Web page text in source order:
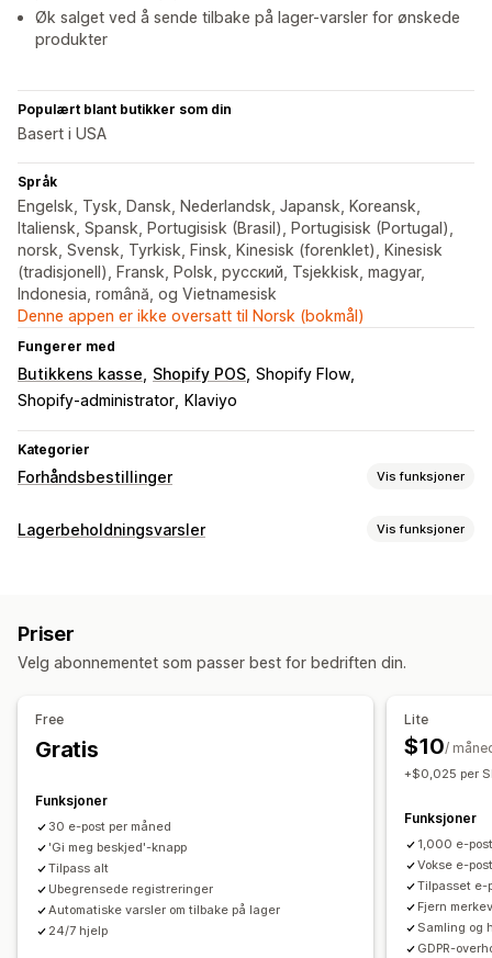
Øk salget ved å sende tilbake på lager-varsler for ønskede
produkter
Populært blant butikker som din
Basert i USA
Språk
Engelsk, Tysk, Dansk, Nederlandsk, Japansk, Koreansk,
Italiensk, Spansk, Portugisisk (Brasil), Portugisisk (Portugal),
norsk, Svensk, Tyrkisk, Finsk, Kinesisk (forenklet), Kinesisk
(tradisjonell), Fransk, Polsk, русский, Tsjekkisk, magyar,
Indonesia, română, og Vietnamesisk
Denne appen er ikke oversatt til Norsk (bokmål)
Fungerer med
Butikkens kasse Shopify POS Shopify Flow
Shopify-administrator
Klaviyo
Kategorier
Forhåndsbestillinger Vis funksjoner
Bestillingstype
Tilpasning
Knapper
Merker Bannere
Nedtellinger
E-postvarsler
Bestillingsgrenser
Tilgjengelighetsdato
Innskudd
Delbetalinger
Utsatte betalinger
Blandet handlekurv
Delt forsendelse
Lagerbeholdningsvarsler Vis funksjoner
Tilbake på lager
E-postadresse SMS Utsolgt Tilpassede varslinger
Varslingsknapp
Analyser og rapportering
Kundeetterspørsel
Resultatrapporter
Priser
Velg abonnementet som passer best for bedriften din.
Free
Gratis
Funksjoner
30 e-post per måned
'Gi meg beskjed'-knapp
Tilpass alt
Ubegrensede registreringer
Automatiske varsler om tilbake på lager
24/7 hjelp
Lite
$10/
+$0,025 per
Funksjoner
1,000 e-
Vokse e-
Tilpasset e-
Fjern
Samling og
GDPR-